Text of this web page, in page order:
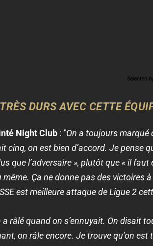
DURS AVEC CETTE
Night Club: "On a toujours marqué
cinq, on est bien d’accord. Je pense
que l’adversaire », plutôt que « il
Ça ne donne pas des victoires
est meilleure attaque de Ligue 2
râlé quand on s’ennuyait. On disait
on râle encore. Je trouve qu’on